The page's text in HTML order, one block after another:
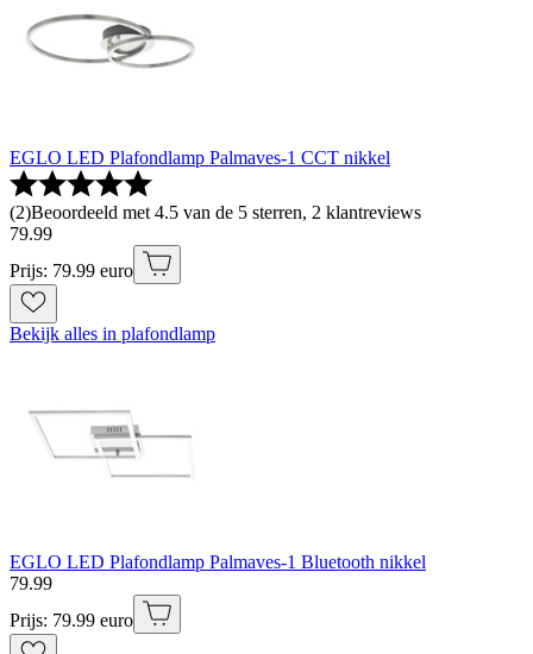
EGLO LED Plafondlamp Palmaves-1 CCT nikkel
(2)Beoordeeld met 4.5 van de 5 sterren, 2 klantreviews
79.99
Prijs: 79.99 euro
Bekijk alles in plafondlamp
EGLO LED Plafondlamp Palmaves-1 Bluetooth nikkel
79.99
Prijs: 79.99 euro